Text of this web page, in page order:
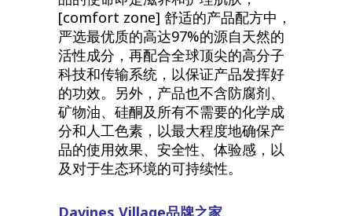
以科学为基础的谨慎配方，成效与可
持续性的最大化，这就是[comfort
zone] 秉承的品牌哲学。因深谙护肤
品的使命即是滋养和护理肌肤，
[comfort zone] 舒适的产品配方中，
严选最优质的高达97%的源自天然的
活性成分，再配合全球顶尖的高分子
科技和传输系统，以保证产品发挥好
的功效。另外，产品也不含防腐剂、
矿物油、硅酮及所有不需要的化学成